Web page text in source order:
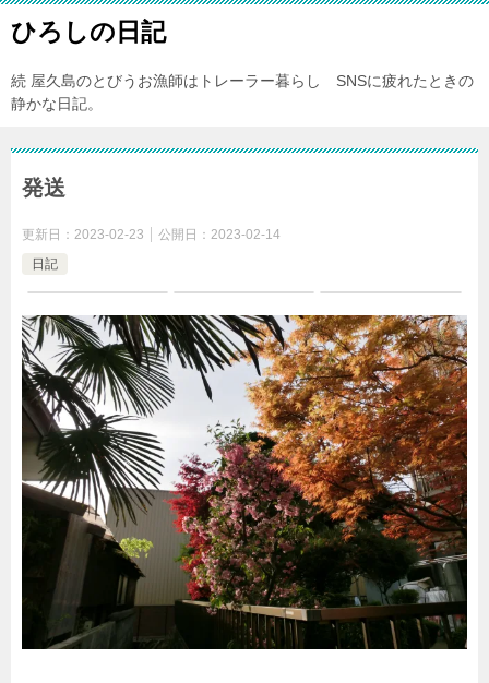
ひろしの日記
続 屋久島のとびうお漁師はトレーラー暮らし SNSに疲れたときの
静かな日記。
発送
更新日： 2023-02-23 公開日： 2023-02-14
日記